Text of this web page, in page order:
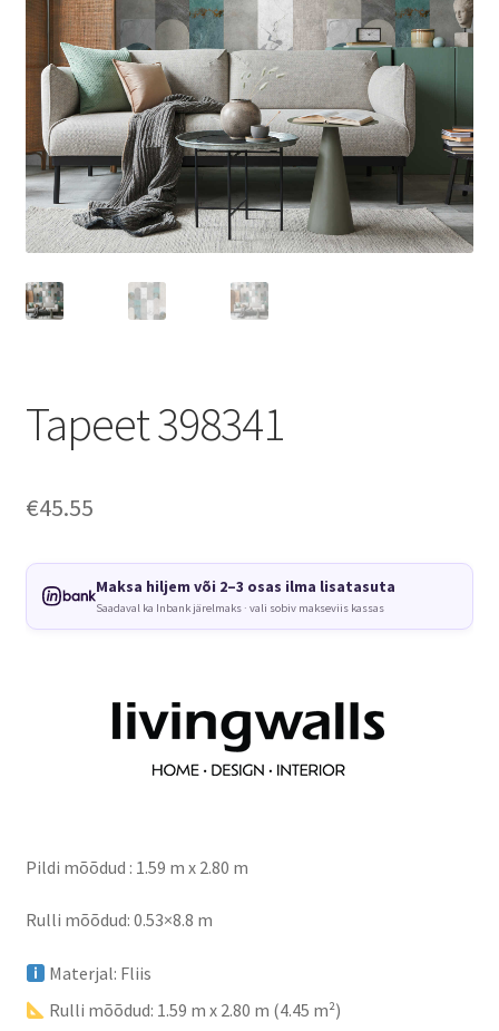
Tapeet 398341
€45.55
Maksa hiljem või 2–3 osas ilma lisatasuta
Saadaval ka Inbank järelmaks · vali sobiv makseviis kassas
Pildi mõõdud : 1.59 m x 2.80 m
Rulli mõõdud: 0.53×8.8 m
Materjal: Fliis
Rulli mõõdud: 1.59 m x 2.80 m (4.45 m²)